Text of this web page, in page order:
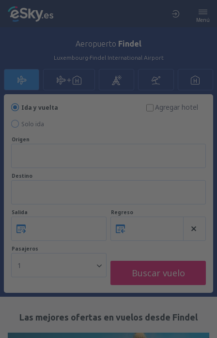
Menú
Aeropuerto Findel
Luxembourg-Findel International Airport
Ida y vuelta
Solo ida
Agregar hotel
Origen
Destino
Salida Regreso
Pasajeros
1
Buscar vuelo
Las mejores ofertas en vuelos desde Findel